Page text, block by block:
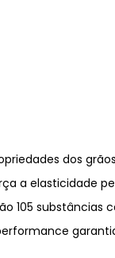
dos
a elasticidade
105 substâncias